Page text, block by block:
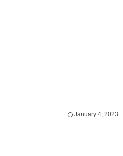
January 4, 2023